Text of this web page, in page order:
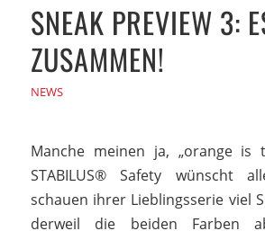
SNEAK PREVIEW 3:
ZUSAMMEN!
NEWS
Manche meinen ja, „orange is
STABILUS® Safety wünscht
schauen ihrer Lieblingsserie viel
derweil die beiden Farben